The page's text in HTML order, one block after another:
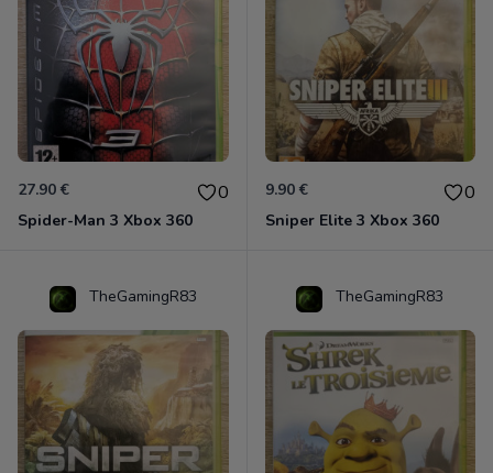
27.90 € 0
Spider-Man 3 Xbox 360
9.90 € 0
Sniper Elite 3 Xbox 360
TheGamingR83 TheGamingR83